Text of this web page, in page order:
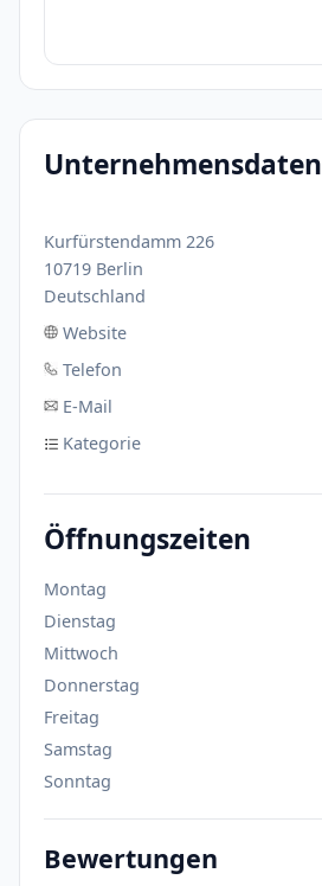
Unternehmensdaten
Kurfürstendamm 226
10719 Berlin
Deutschland
Website
Telefon
E-Mail
Kategorie
Öffnungszeiten
Montag
Dienstag
Mittwoch
Donnerstag
Freitag
Samstag
Sonntag
Bewertungen